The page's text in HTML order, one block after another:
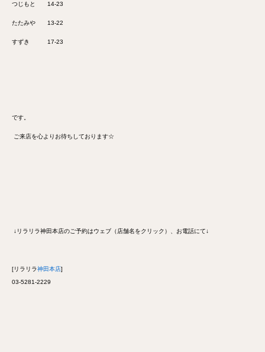
つじもと 14-23
たたみや 13-22
すずき 17-23
です。
ご来店を心よりお待ちしております☆
↓リラリラ神田本店のご予約はウェブ（店舗名をクリック）、お電話にて↓
[リラリラ神田本店]
03-5281-2229